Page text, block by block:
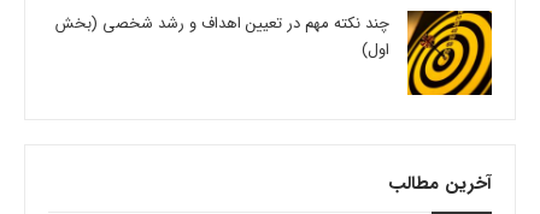
چند نکته مهم در تعیین اهداف و رشد شخصی (بخش
اول)
آخرین مطالب